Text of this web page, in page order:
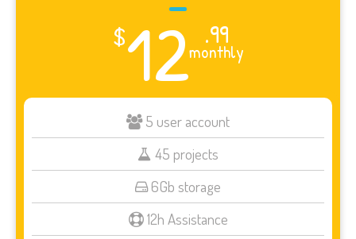
$12 .99
monthly
5 user account
45 projects
6Gb storage
12h Assistance